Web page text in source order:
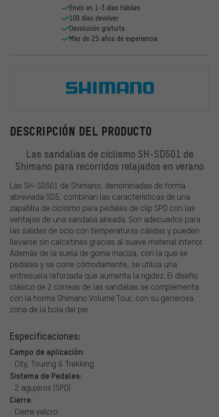
DESCRIPCIÓN DEL PRODUCTO
Las sandalias de ciclismo SH-SD501 de
Shimano para recorridos relajados en verano
Las SH-SD501 de Shimano, denominadas de forma
abreviada SD5, combinan las características de una
zapatilla de ciclismo para pedales de clip SPD con las
ventajas de una sandalia aireada. Son adecuados para
las salidas de ocio con temperaturas cálidas y pueden
llevarse sin calcetines gracias al suave material interior.
Además de la suela de goma maciza, con la que se
pedalea y se corre cómodamente, se utiliza una
entresuela reforzada que aumenta la rigidez. El diseño
clásico de 2 correas de las sandalias se complementa
con la horma Shimano Volume Tour, con su generosa
zona de la bola del pie.
Especificaciones:
Campo de aplicación:
City, Touring & Trekking
Sistema de Pedales:
2 agujeros (SPD)
Cierre:
Cierre velcro
Envío en 1-3 días hábiles
100 días devolver
Devolución gratuita
Más de 25 años de experiencia
Shimano